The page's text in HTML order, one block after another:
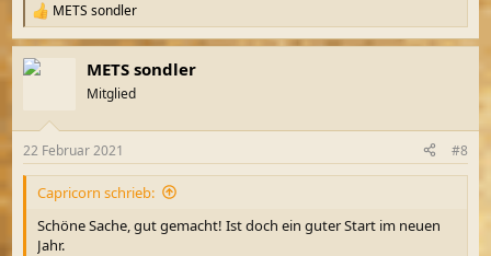
R
e
a
k
e
n
METS sondler
METS sondler
Mitglied
22 Februar 2021 #8
Capricorn schrieb:
Schöne Sache, gut gemacht! Ist doch ein guter Start im neuen
Jahr.